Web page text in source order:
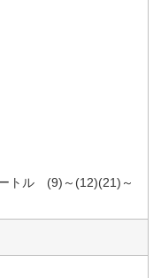
トル (9)～(12)(21)～